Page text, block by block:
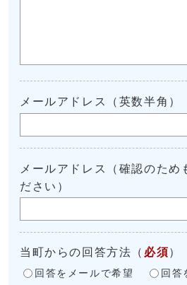
メールアドレス（英数半角）
メールアドレス（確認のため
ださい）
当町からの回答方法 （ 必須 ）
回答をメールで希望 回答